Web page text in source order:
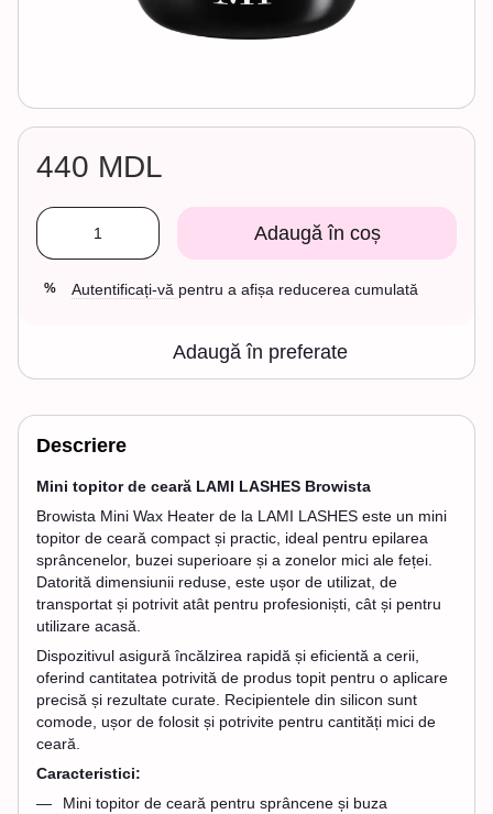
440 MDL
Adaugă în coș
% Autentificați-vă pentru a afișa reducerea cumulată
Adaugă în preferate
Descriere
Mini topitor de ceară LAMI LASHES Browista
Browista Mini Wax Heater de la LAMI LASHES este un mini
topitor de ceară compact și practic, ideal pentru epilarea
sprâncenelor, buzei superioare și a zonelor mici ale feței.
Datorită dimensiunii reduse, este ușor de utilizat, de
transportat și potrivit atât pentru profesioniști, cât și pentru
utilizare acasă.
Dispozitivul asigură încălzirea rapidă și eficientă a cerii,
oferind cantitatea potrivită de produs topit pentru o aplicare
precisă și rezultate curate. Recipientele din silicon sunt
comode, ușor de folosit și potrivite pentru cantități mici de
ceară.
Caracteristici:
Mini topitor de ceară pentru sprâncene și buza